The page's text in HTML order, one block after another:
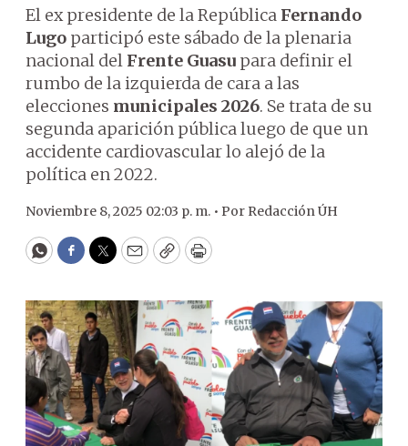
El ex presidente de la República Fernando
Lugo participó este sábado de la plenaria
nacional del Frente Guasu para definir el
rumbo de la izquierda de cara a las
elecciones municipales 2026. Se trata de su
segunda aparición pública luego de que un
accidente cardiovascular lo alejó de la
política en 2022.
Noviembre 8, 2025 02:03 p. m. • Por Redacción ÚH
WhatsApp
Facebook
Twitter
EmailCopyPrint